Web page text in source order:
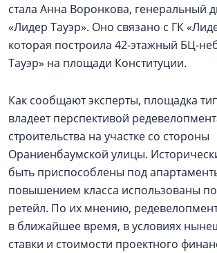
стала Анна Воронкова, генеральный
«Лидер Тауэр». Оно связано с ГК
которая построила 42-этажный БЦ-
Тауэр» на площади Конституции.
Как сообщают эксперты, площадка
владеет перспективой
строительства на участке со стороны
Ораниенбаумской улицы.
быть приспособлены под
повышением класса использованы
ретейл. По их мнению,
в ближайшее время, в условиях
ставки и стоимости проектного